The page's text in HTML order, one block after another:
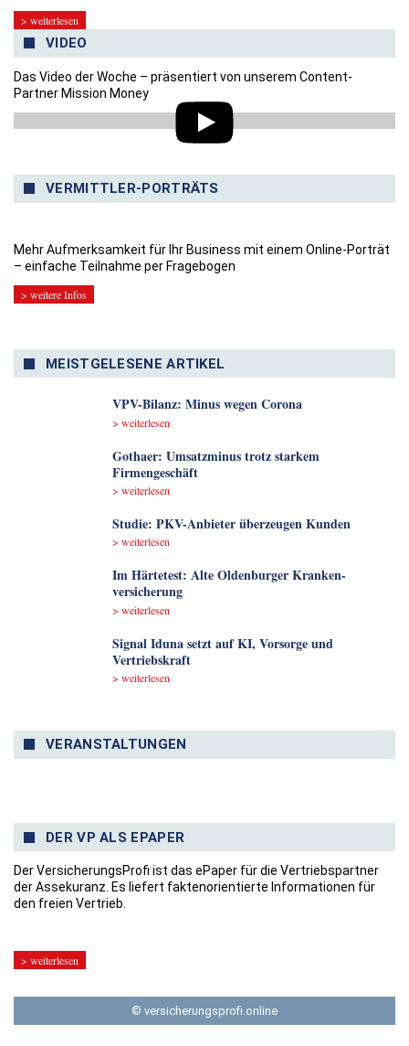
> weiterlesen
VIDEO
Das Video der Woche – präsentiert von unserem Content-
Partner Mission Money
VERMITTLER-PORTRÄTS
Mehr Aufmerksamkeit für Ihr Business mit einem Online-Porträt
– einfache Teilnahme per Fragebogen
> weitere Infos
MEISTGELESENE ARTIKEL
VPV-Bilanz: Minus wegen Corona
> weiterlesen
Gothaer: Umsatzminus trotz starkem
Firmengeschäft
> weiterlesen
Studie: PKV-Anbieter überzeugen Kunden
> weiterlesen
Im Härtetest: Alte Oldenburger Kranken­
versicherung
> weiterlesen
Signal Iduna setzt auf KI, Vorsorge und
Vertriebskraft
> weiterlesen
VERANSTALTUNGEN
DER VP ALS EPAPER
Der VersicherungsProfi ist das ePaper für die Vertriebspartner
der Assekuranz. Es liefert faktenorientierte Informationen für
den freien Vertrieb.
> weiterlesen
© versicherungsprofi.online